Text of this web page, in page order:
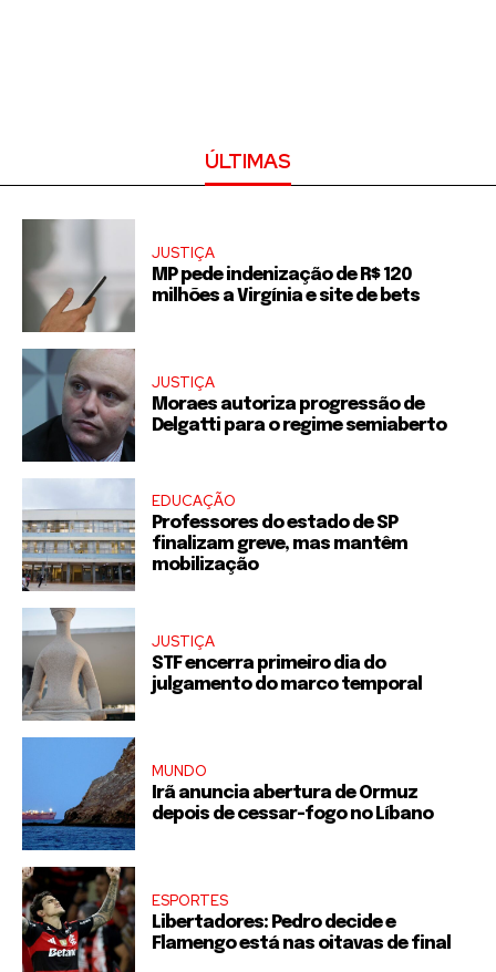
ÚLTIMAS
JUSTIÇA
MP pede indenização de R$ 120
milhões a Virgínia e site de bets
JUSTIÇA
Moraes autoriza progressão de
Delgatti para o regime semiaberto
EDUCAÇÃO
Professores do estado de SP
finalizam greve, mas mantêm
mobilização
JUSTIÇA
STF encerra primeiro dia do
julgamento do marco temporal
MUNDO
Irã anuncia abertura de Ormuz
depois de cessar-fogo no Líbano
ESPORTES
Libertadores: Pedro decide e
Flamengo está nas oitavas de final